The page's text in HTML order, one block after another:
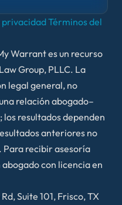
privacidadTérminos del
Warrant es un recurso
Group, PLLC. La
legal general, no
relación abogado–
resultados dependen
anteriores no
Para recibir asesoría
con licencia en
Suite 101, Frisco, TX